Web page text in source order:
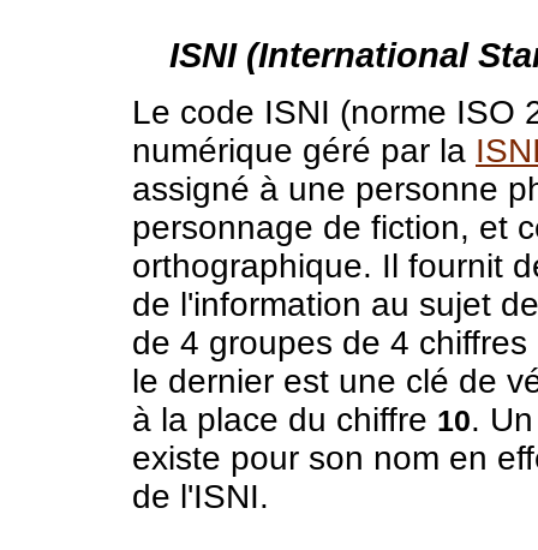
ISNI (International
Le code ISNI (norme ISO
numérique géré par la
assigné à une personne
personnage de fiction, et
orthographique. Il fournit
de l'information au sujet
de 4 groupes de 4
le dernier est une clé de
à la place du chiffre 10.
existe pour son nom en
de l'ISNI.